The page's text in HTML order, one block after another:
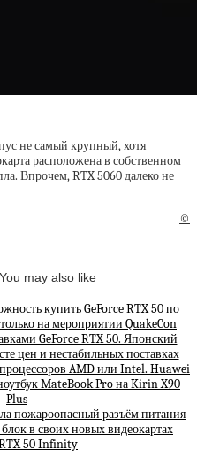
не самый крупный, хотя
расположена в собственном
Впрочем, RTX 5060 далеко не
©
may also like
купить GeForce RTX 50 по
на мероприятии QuakeCon
GeForce RTX 50. Японский
цен и нестабильных поставках
AMD или Intel. Huawei
MateBook Pro на Kirin X90
Plus
пожароопасный разъём питания
в своих новых видеокартах
50 Infinity